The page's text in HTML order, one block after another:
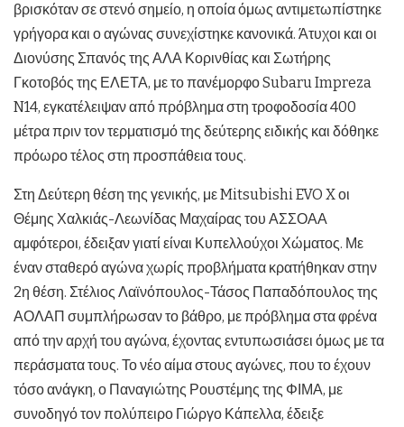
βρισκόταν σε στενό σημείο, η οποία όμως αντιμετωπίστηκε
γρήγορα και ο αγώνας συνεχίστηκε κανονικά. Άτυχοι και οι
Διονύσης Σπανός της ΑΛΑ Κορινθίας και Σωτήρης
Γκοτοβός της ΕΛΕΤΑ, με το πανέμορφο Subaru Impreza
N14, εγκατέλειψαν από πρόβλημα στη τροφοδοσία 400
μέτρα πριν τον τερματισμό της δεύτερης ειδικής και δόθηκε
πρόωρο τέλος στη προσπάθεια τους.
Στη Δεύτερη θέση της γενικής, με Mitsubishi EVO X οι
Θέμης Χαλκιάς-Λεωνίδας Μαχαίρας του ΑΣΣΟΑΑ
αμφότεροι, έδειξαν γιατί είναι Κυπελλούχοι Χώματος. Με
έναν σταθερό αγώνα χωρίς προβλήματα κρατήθηκαν στην
2η θέση. Στέλιος Λαϊνόπουλος-Τάσος Παπαδόπουλος της
ΑΟΛΑΠ συμπλήρωσαν το βάθρο, με πρόβλημα στα φρένα
από την αρχή του αγώνα, έχοντας εντυπωσιάσει όμως με τα
περάσματα τους. Το νέο αίμα στους αγώνες, που το έχουν
τόσο ανάγκη, ο Παναγιώτης Ρουστέμης της ΦΙΜΑ, με
συνοδηγό τον πολύπειρο Γιώργο Κάπελλα, έδειξε